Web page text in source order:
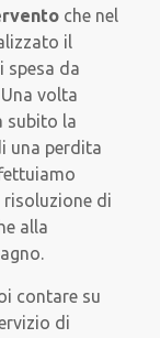
che nel
il
spesa da
volta
subito la
una perdita
di
alla
contare su
di